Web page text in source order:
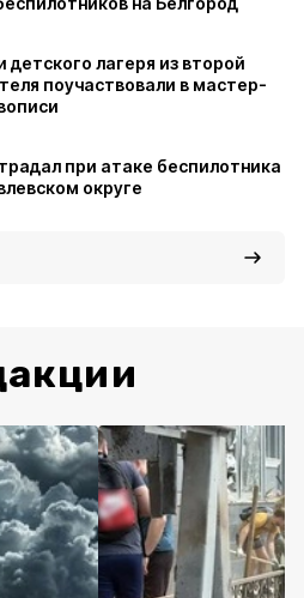
детского лагеря из второй
поучаствовали в мастер-
при атаке беспилотника
округе